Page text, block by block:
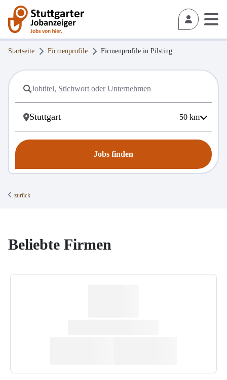
Startseite Firmenprofile Firmenprofile in Pilsting
50 km
Jobs finden
zurück
Beliebte Firmen